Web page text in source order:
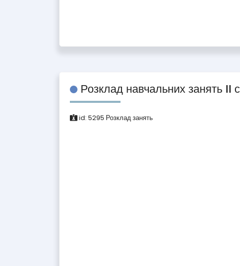
Розклад навчальних занять
id: 5295 Розклад занять